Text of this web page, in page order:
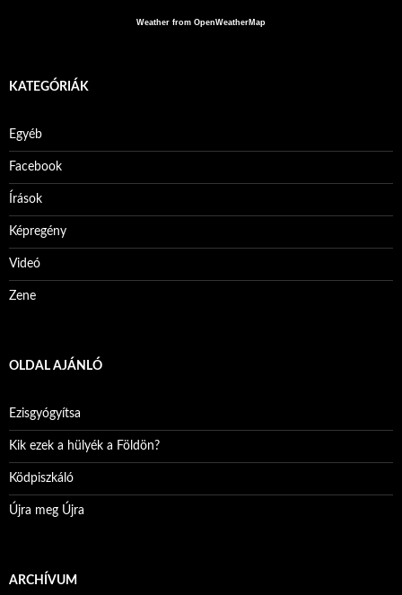
Weather from OpenWeatherMap
KATEGÓRIÁK
Egyéb
Facebook
Írások
Képregény
Videó
Zene
OLDAL AJÁNLÓ
Ezisgyógyítsa
Kik ezek a hülyék a Földön?
Ködpiszkáló
Újra meg Újra
ARCHÍVUM